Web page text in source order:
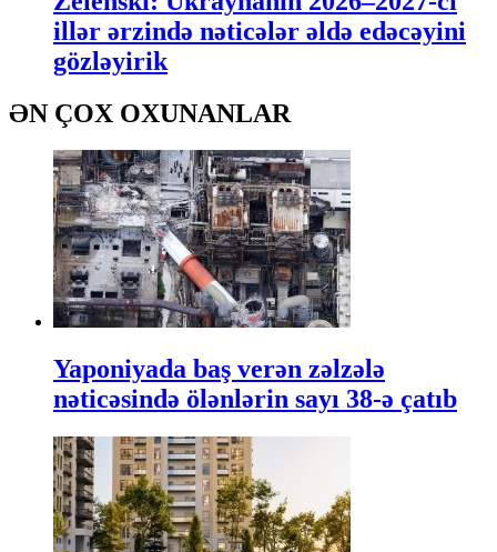
illər ərzində nəticələr əldə edəcəyini
gözləyirik
ƏN ÇOX OXUNANLAR
Yaponiyada baş verən zəlzələ
nəticəsində ölənlərin sayı 38-ə çatıb